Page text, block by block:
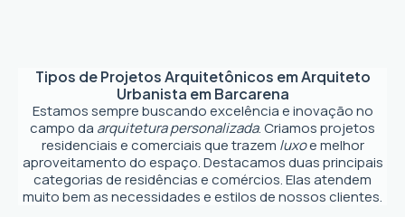
Tipos de Projetos Arquitetônicos emArquiteto
Urbanista em Barcarena
Estamos sempre buscando excelência e inovação no
campo da arquitetura personalizada. Criamos projetos
residenciais e comerciais que trazem luxoe melhor
aproveitamento do espaço. Destacamos duas principais
categorias de residências e comércios. Elas atendem
muito bem as necessidades e estilos de nossos clientes.